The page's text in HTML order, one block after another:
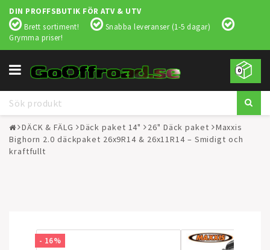
DIN PROFFSBUTIK FÖR ATV & UTV
Brett sortiment!
Snabba leveranser (1-5 dagar)
Grymma priser!
0
Toggle
navigation
DÄCK & FÄLG Däck paket 14" 26" Däck paket
Maxxis
Bighorn 2.0 däckpaket 26x9R14 & 26x11R14 – Smidigt och
kraftfullt
- 16%